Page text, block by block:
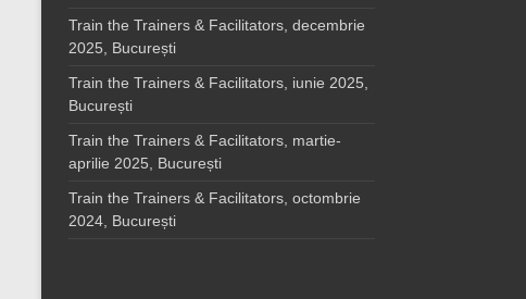
Train the Trainers & Facilitators, decembrie
2025, București
Train the Trainers & Facilitators, iunie 2025,
București
Train the Trainers & Facilitators, martie-
aprilie 2025, București
Train the Trainers & Facilitators, octombrie
2024, București